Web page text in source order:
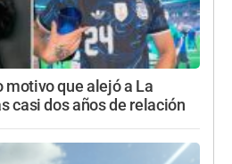
motivo que alejó a La
casi dos años de relación